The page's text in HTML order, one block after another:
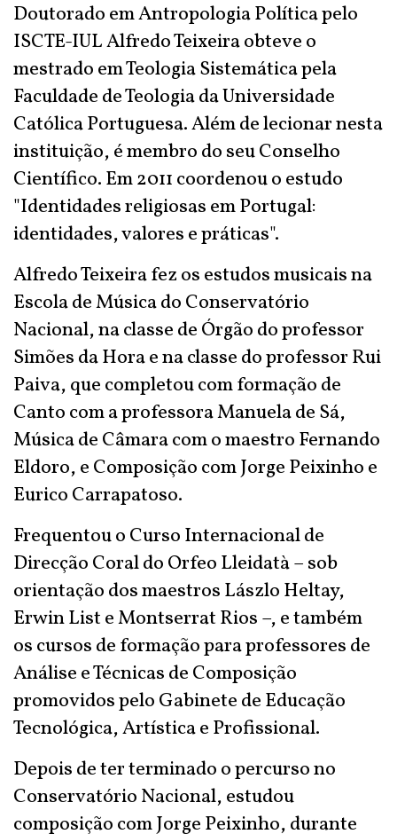
Doutorado em Antropologia Política pelo
ISCTE-IUL Alfredo Teixeira obteve o
mestrado em Teologia Sistemática pela
Faculdade de Teologia da Universidade
Católica Portuguesa. Além de lecionar nesta
instituição, é membro do seu Conselho
Científico. Em 2011 coordenou o estudo
"Identidades religiosas em Portugal:
identidades, valores e práticas".
Alfredo Teixeira fez os estudos musicais na
Escola de Música do Conservatório
Nacional, na classe de Órgão do professor
Simões da Hora e na classe do professor Rui
Paiva, que completou com formação de
Canto com a professora Manuela de Sá,
Música de Câmara com o maestro Fernando
Eldoro, e Composição com Jorge Peixinho e
Eurico Carrapatoso.
Frequentou o Curso Internacional de
Direcção Coral do Orfeo Lleidatà – sob
orientação dos maestros Lászlo Heltay,
Erwin List e Montserrat Rios –, e também
os cursos de formação para professores de
Análise e Técnicas de Composição
promovidos pelo Gabinete de Educação
Tecnológica, Artística e Profissional.
Depois de ter terminado o percurso no
Conservatório Nacional, estudou
composição com Jorge Peixinho, durante